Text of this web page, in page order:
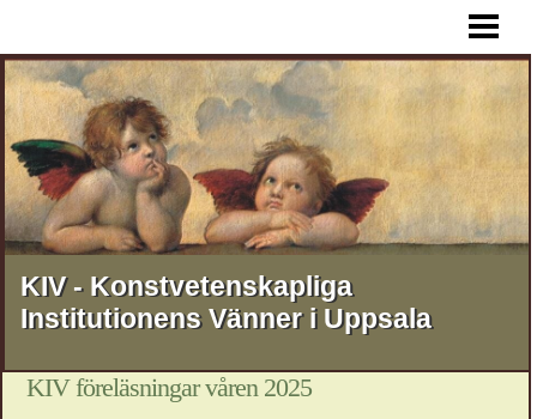
AKTUELLT
FÖREDRAG
RESOR
STIPENDIER
MEDLEMSSKAP
KONTAKT
OM KIV
KIV - Konstvetenskapliga
Institutionens Vänner i Uppsala
KIV föreläsningar våren 2025